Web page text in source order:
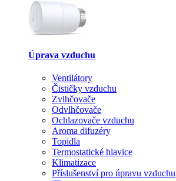
Úprava vzduchu
Ventilátory
Čističky vzduchu
Zvlhčovače
Odvlhčovače
Ochlazovače vzduchu
Aroma difuzéry
Topidla
Termostatické hlavice
Klimatizace
Příslušenství pro úpravu vzduchu